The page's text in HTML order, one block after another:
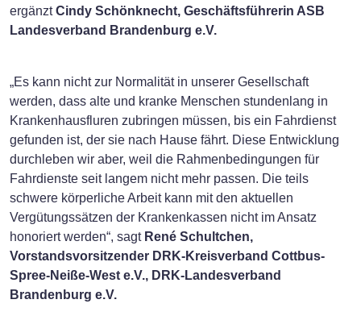
ergänztCindy Schönknecht, Geschäftsführerin ASB
Landesverband Brandenburg e.V.
„Es kann nicht zur Normalität in unserer Gesellschaft
werden, dass alte und kranke Menschen stundenlang in
Krankenhausfluren zubringen müssen, bis ein Fahrdienst
gefunden ist, der sie nach Hause fährt. Diese Entwicklung
durchleben wir aber, weil die Rahmenbedingungen für
Fahrdienste seit langem nicht mehr passen. Die teils
schwere körperliche Arbeit kann mit den aktuellen
Vergütungssätzen der Krankenkassen nicht im Ansatz
honoriert werden“, sagt René Schultchen,
Vorstandsvorsitzender DRK-Kreisverband Cottbus-
Spree-Neiße-West e.V., DRK-Landesverband
Brandenburg e.V.